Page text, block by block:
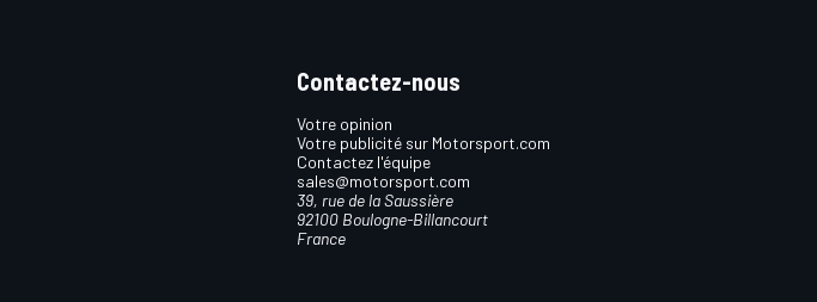
Contactez-nous
Votre opinion
Votre publicité sur Motorsport.com
Contactez l'équipe
sales@motorsport.com
39, rue de la Saussière
92100 Boulogne-Billancourt
France